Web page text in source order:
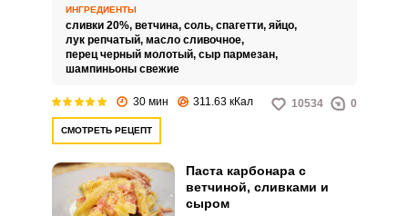
и грибами. Блюдо получается
сытным, сочным и нежным.
ИНГРЕДИЕНТЫ
сливки 20%, ветчина, соль, спагетти, яйцо,
лук репчатый, масло сливочное,
перец черный молотый, сыр пармезан,
шампиньоны свежие
30 мин 311.63 кКал 10534 0
СМОТРЕТЬ РЕЦЕПТ
Паста карбонара с
ветчиной, сливками и
сыром